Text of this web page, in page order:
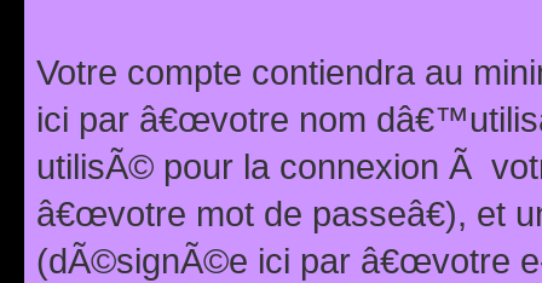
Votre compte contiendra au
ici par â€œvotre nom
utilisÃ© pour la connexion Ã
â€œvotre mot de passeâ€), et
(dÃ©signÃ©e ici par â€œvotre